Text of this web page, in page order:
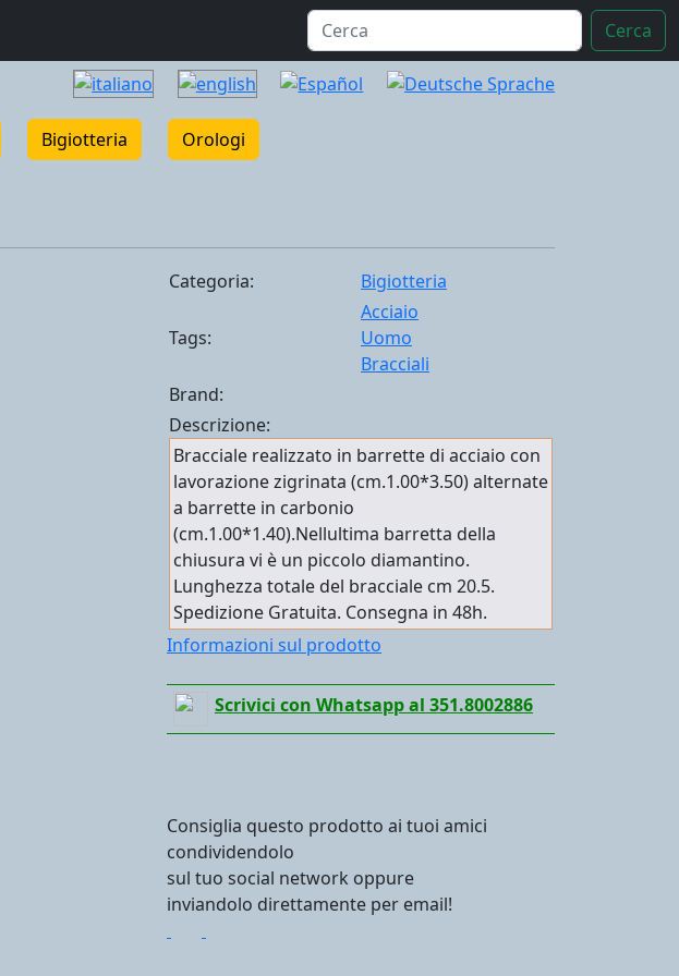
Cerca
Bigiotteria Orologi
Categoria: Bigiotteria
Tags:
Acciaio
Uomo
Bracciali
Brand:
Descrizione:
Bracciale realizzato in barrette di acciaio con
lavorazione zigrinata (cm.1.00*3.50) alternate
a barrette in carbonio
(cm.1.00*1.40).Nellultima barretta della
chiusura vi è un piccolo diamantino.
Lunghezza totale del bracciale cm 20.5.
Spedizione Gratuita. Consegna in 48h.
Informazioni sul prodotto
Scrivici con Whatsapp al 351.8002886
Consiglia questo prodotto ai tuoi amici
condividendolo
sul tuo social network oppure
inviandolo direttamente per email!